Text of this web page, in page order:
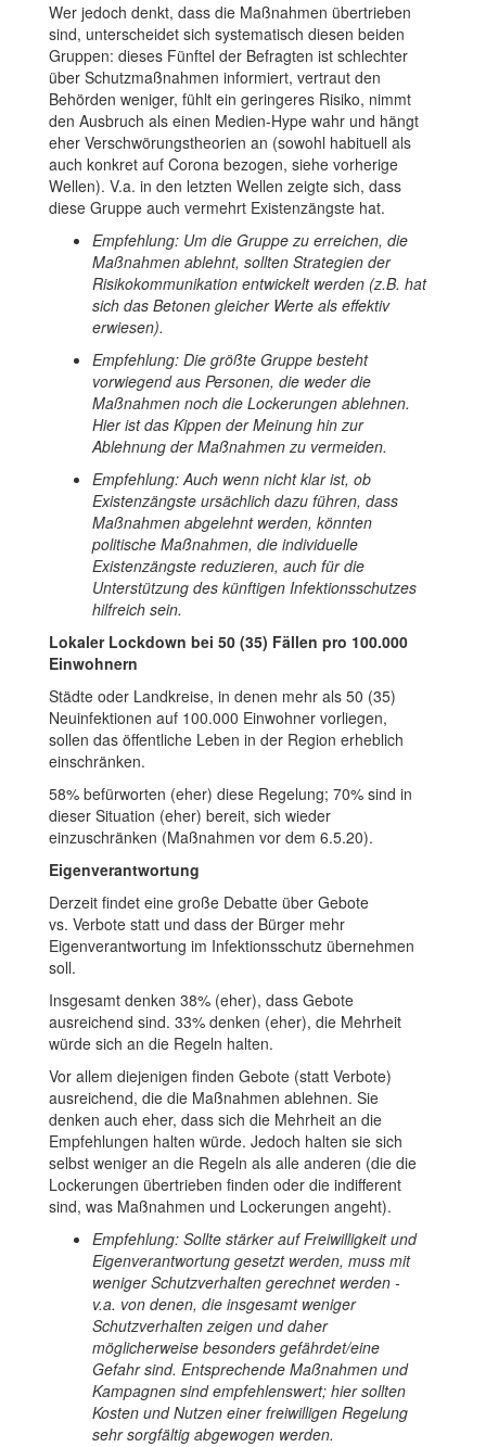
Wer jedoch denkt, dass die Maßnahmen übertrieben
sind, unterscheidet sich systematisch diesen beiden
Gruppen: dieses Fünftel der Befragten ist schlechter
über Schutzmaßnahmen informiert, vertraut den
Behörden weniger, fühlt ein geringeres Risiko, nimmt
den Ausbruch als einen Medien-Hype wahr und hängt
eher Verschwörungstheorien an (sowohl habituell als
auch konkret auf Corona bezogen, siehe vorherige
Wellen). V.a. in den letzten Wellen zeigte sich, dass
diese Gruppe auch vermehrt Existenzängste hat.
Empfehlung: Um die Gruppe zu erreichen, die
Maßnahmen ablehnt, sollten Strategien der
Risikokommunikation entwickelt werden (z.B. hat
sich das Betonen gleicher Werte als effektiv
erwiesen).
Empfehlung: Die größte Gruppe besteht
vorwiegend aus Personen, die weder die
Maßnahmen noch die Lockerungen ablehnen.
Hier ist das Kippen der Meinung hin zur
Ablehnung der Maßnahmen zu vermeiden.
Empfehlung: Auch wenn nicht klar ist, ob
Existenzängste ursächlich dazu führen, dass
Maßnahmen abgelehnt werden, könnten
politische Maßnahmen, die individuelle
Existenzängste reduzieren, auch für die
Unterstützung des künftigen Infektionsschutzes
hilfreich sein.
Lokaler Lockdown bei 50 (35) Fällen pro 100.000
Einwohnern
Städte oder Landkreise, in denen mehr als 50 (35)
Neuinfektionen auf 100.000 Einwohner vorliegen,
sollen das öffentliche Leben in der Region erheblich
einschränken.
58% befürworten (eher) diese Regelung; 70% sind in
dieser Situation (eher) bereit, sich wieder
einzuschränken (Maßnahmen vor dem 6.5.20).
Eigenverantwortung
Derzeit findet eine große Debatte über Gebote
vs. Verbote statt und dass der Bürger mehr
Eigenverantwortung im Infektionsschutz übernehmen
soll.
Insgesamt denken 38% (eher), dass Gebote
ausreichend sind. 33% denken (eher), die Mehrheit
würde sich an die Regeln halten.
Vor allem diejenigen finden Gebote (statt Verbote)
ausreichend, die die Maßnahmen ablehnen. Sie
denken auch eher, dass sich die Mehrheit an die
Empfehlungen halten würde. Jedoch halten sie sich
selbst weniger an die Regeln als alle anderen (die die
Lockerungen übertrieben finden oder die indifferent
sind, was Maßnahmen und Lockerungen angeht).
Empfehlung: Sollte stärker auf Freiwilligkeit und
Eigenverantwortung gesetzt werden, muss mit
weniger Schutzverhalten gerechnet werden -
v.a. von denen, die insgesamt weniger
Schutzverhalten zeigen und daher
möglicherweise besonders gefährdet/eine
Gefahr sind. Entsprechende Maßnahmen und
Kampagnen sind empfehlenswert; hier sollten
Kosten und Nutzen einer freiwilligen Regelung
sehr sorgfältig abgewogen werden.